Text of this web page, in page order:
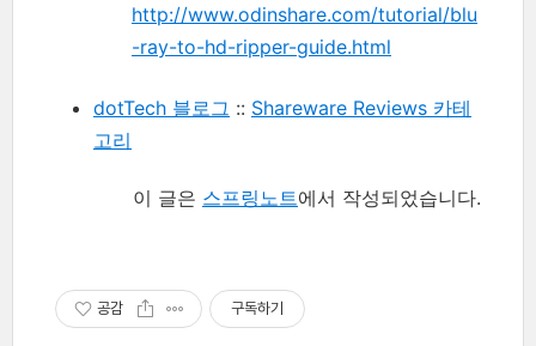
http://www.odinshare.com/tutorial/blu
-ray-to-hd-ripper-guide.html
dotTech 블로그 :: Shareware Reviews 카테
고리
이 글은 스프링노트에서 작성되었습니다.
공감 구독하기